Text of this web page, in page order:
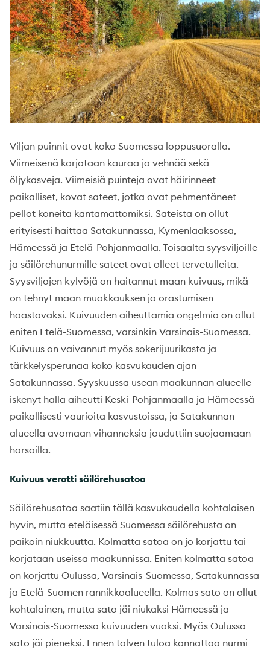
Viljan puinnit ovat koko Suomessa loppusuoralla.
Viimeisenä korjataan kauraa ja vehnää sekä
öljykasveja. Viimeisiä puinteja ovat häirinneet
paikalliset, kovat sateet, jotka ovat pehmentäneet
pellot koneita kantamattomiksi. Sateista on ollut
erityisesti haittaa Satakunnassa, Kymenlaaksossa,
Hämeessä ja Etelä-Pohjanmaalla. Toisaalta syysviljoille
ja säilörehunurmille sateet ovat olleet tervetulleita.
Syysviljojen kylvöjä on haitannut maan kuivuus, mikä
on tehnyt maan muokkauksen ja orastumisen
haastavaksi. Kuivuuden aiheuttamia ongelmia on ollut
eniten Etelä-Suomessa, varsinkin Varsinais-Suomessa.
Kuivuus on vaivannut myös sokerijuurikasta ja
tärkkelysperunaa koko kasvukauden ajan
Satakunnassa. Syyskuussa usean maakunnan alueelle
iskenyt halla aiheutti Keski-Pohjanmaalla ja Hämeessä
paikallisesti vaurioita kasvustoissa, ja Satakunnan
alueella avomaan vihanneksia jouduttiin suojaamaan
harsoilla.
Kuivuus verotti säilörehusatoa
Säilörehusatoa saatiin tällä kasvukaudella kohtalaisen
hyvin, mutta eteläisessä Suomessa säilörehusta on
paikoin niukkuutta. Kolmatta satoa on jo korjattu tai
korjataan useissa maakunnissa. Eniten kolmatta satoa
on korjattu Oulussa, Varsinais-Suomessa, Satakunnassa
ja Etelä-Suomen rannikkoalueella. Kolmas sato on ollut
kohtalainen, mutta sato jäi niukaksi Hämeessä ja
Varsinais-Suomessa kuivuuden vuoksi. Myös Oulussa
sato jäi pieneksi. Ennen talven tuloa kannattaa nurmi